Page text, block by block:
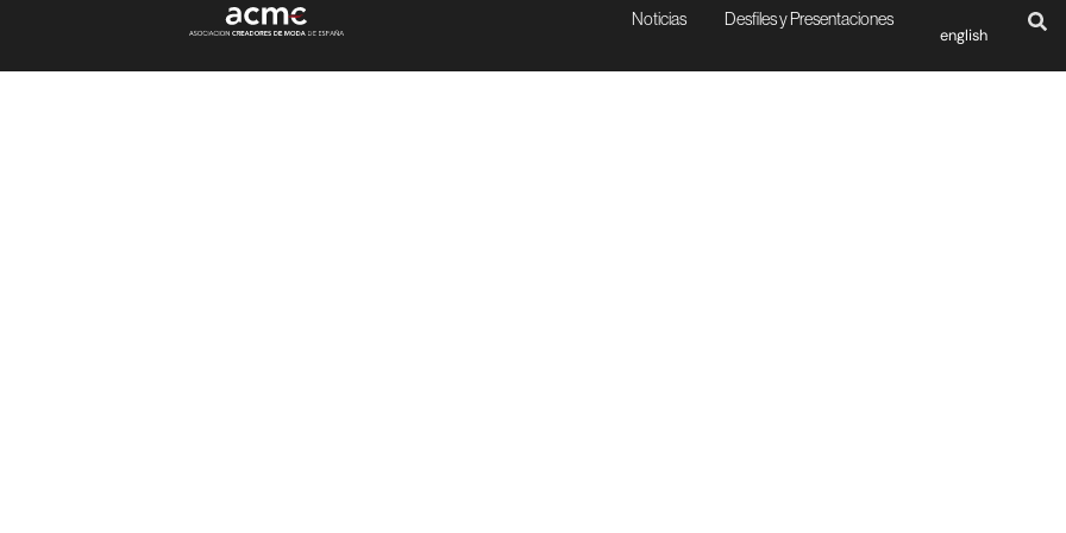
Noticias Desfiles y Presentaciones
english